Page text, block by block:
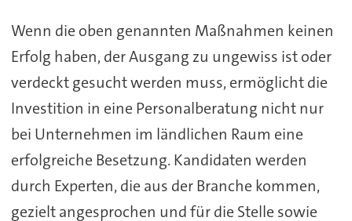
Wenn die oben genannten Maßnahmen keinen
Erfolg haben, der Ausgang zu ungewiss ist oder
verdeckt gesucht werden muss, ermöglicht die
Investition in eine Personalberatung nicht nur
bei Unternehmen im ländlichen Raum eine
erfolgreiche Besetzung. Kandidaten werden
durch Experten, die aus der Branche kommen,
gezielt angesprochen und für die Stelle sowie